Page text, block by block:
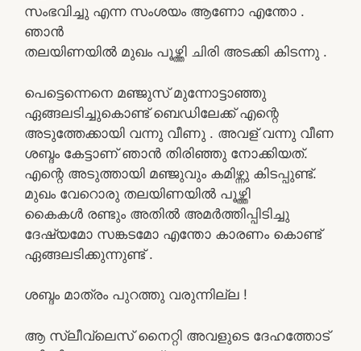
സംഭവിച്ചു എന്ന സംശയം ആണോ എന്തോ .
ഞാൻ
തലയിണയിൽ മുഖം പൂഴ്ത്തി ചിരി അടക്കി കിടന്നു .
പെട്ടെന്നെനെ മഞ്ജുസ് മുന്നോട്ടാഞ്ഞു
ഏങ്ങലടിച്ചുകൊണ്ട് ബെഡിലേക്ക് എന്റെ
അടുത്തേക്കായി വന്നു വീണു . അവള് വന്നു വീണ
ശബ്ദം കേട്ടാണ് ഞാൻ തിരിഞ്ഞു നോക്കിയത്.
എന്റെ അടുത്തായി മഞ്ജുവും കമിഴ്ന്നു കിടപ്പുണ്ട്.
മുഖം വേറൊരു തലയിണയിൽ പൂഴ്ത്തി
കൈകൾ രണ്ടും അതിൽ അമർത്തിപ്പിടിച്ചു
ദേഷ്യമോ സങ്കടമോ എന്തോ കാരണം കൊണ്ട്
ഏങ്ങലടിക്കുന്നുണ്ട് .
ശബ്ദം മാത്രം പുറത്തു വരുന്നില്ല !
ആ സ്ലീവ്‌ലെസ് നൈറ്റി അവളുടെ ദേഹത്തോട്